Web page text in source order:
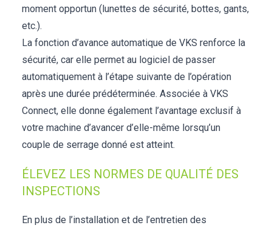
moment opportun (lunettes de sécurité, bottes, gants,
etc.).
La fonction d’avance automatique de VKS renforce la
sécurité, car elle permet au logiciel de passer
automatiquement à l’étape suivante de l’opération
après une durée prédéterminée. Associée à VKS
Connect, elle donne également l’avantage exclusif à
votre machine d’avancer d’elle-même lorsqu’un
couple de serrage donné est atteint.
ÉLEVEZ LES NORMES DE QUALITÉ DES
INSPECTIONS
En plus de l’installation et de l’entretien des